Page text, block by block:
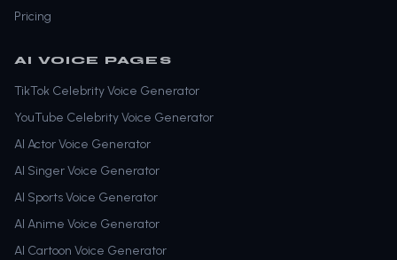
Pricing
AI VOICE PAGES
TikTok Celebrity Voice Generator
YouTube Celebrity Voice Generator
AI Actor Voice Generator
AI Singer Voice Generator
AI Sports Voice Generator
AI Anime Voice Generator
AI Cartoon Voice Generator